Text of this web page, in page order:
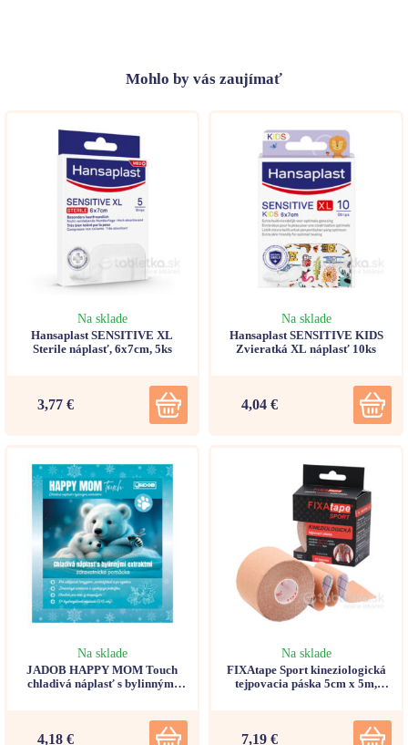
Mohlo by vás zaujímať
Na sklade
Hansaplast SENSITIVE XL
Sterile náplasť, 6x7cm, 5ks
3,77 €
Na sklade
Hansaplast SENSITIVE KIDS
Zvieratká XL náplasť 10ks
4,04 €
Na sklade
JADOB HAPPY MOM Touch
chladivá náplasť s bylinnými
4,18 €
Na sklade
FIXAtape Sport kineziologická
tejpovacia páska 5cm x 5m,
7,19 €